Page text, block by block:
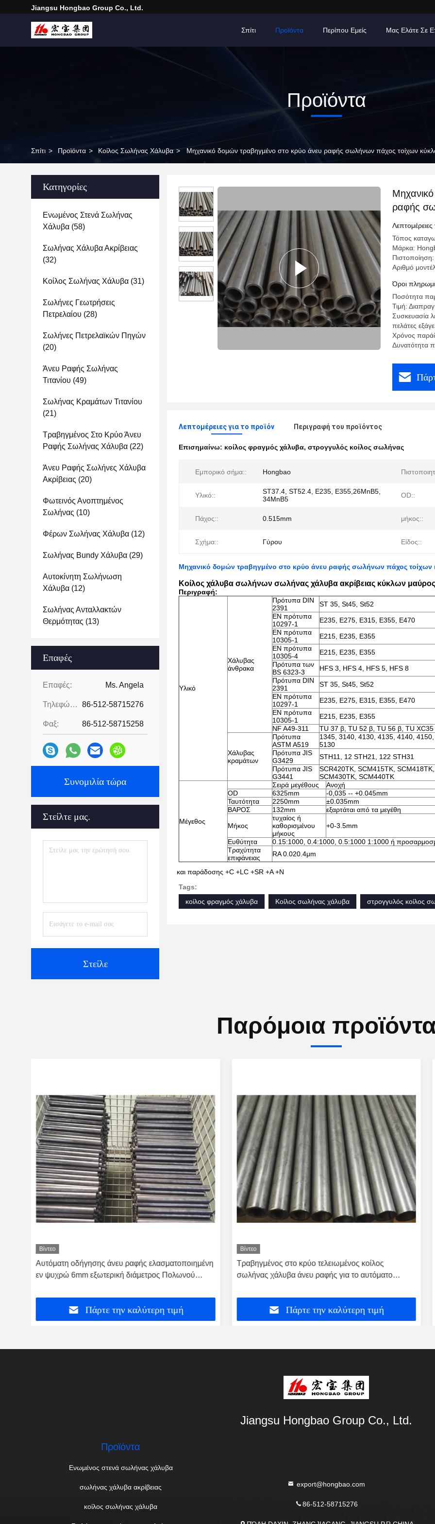
Jiangsu Hongbao Group Co., Ltd.
Σπίτι Προϊόντα Περίπου Εμείς Μας Ελάτε Σε
Προϊόντα
Σπίτι > Προϊόντα > Κοίλος Σωλήνας Χάλυβα > Μηχανικό δομών τραβηγμένο στο κρύο άνευ ραφής σωλήνων πάχος τοίχων
Κατηγορίες
Ενωμένος Στενά Σωλήνας
Χάλυβα (58)
Σωλήνας Χάλυβα Ακρίβειας
(32)
Κοίλος Σωλήνας Χάλυβα (31)
Σωλήνες Γεωτρήσεις
Πετρελαίου (28)
Σωλήνες Πετρελαϊκών Πηγών
(20)
Άνευ Ραφής Σωλήνας
Τιτανίου (49)
Σωλήνας Κραμάτων Τιτανίου
(21)
Τραβηγμένος Στο Κρύο Άνευ
Ραφής Σωλήνας Χάλυβα (22)
Άνευ Ραφής Σωλήνες Χάλυβα
Ακρίβειας (20)
Φωτεινός Ανοπτημένος
Σωλήνας (10)
Φέρων Σωλήνας Χάλυβα (12)
Σωλήνας Bundy Χάλυβα (29)
Αυτοκίνητη Σωλήνωση
Χάλυβα (12)
Σωλήνας Ανταλλακτών
Θερμότητας (13)
Επαφές
Επαφές: Ms. Angela
Τηλεφώνημα: 86-512-58715276
Φαξ: 86-512-58715258
Συνομιλία τώρα
Στείλτε μας.
Στείλε
ραφής
32mm
Τόπος
Μάρκα:
Αριθμό
Όροι
Ποσότητα
Τιμή:
Συσκευασία
πελάτες
Χρόνος
Δυνατότητα
Λεπτομέρειες για το προϊόν Περιγραφή του προϊόντος
Επισημαίνω: κοίλος φραγμός χάλυβα, στρογγυλός κοίλος σωλήνας
Εμπορικό σήμα:: Hongbao
Υλικό::
ST37.4, ST52.4, E235, E355,26MnB5,
34MnB5
OD::
Πάχος:: 0.515mm μήκος::
Σχήμα:: Γύρου Είδος::
Μηχανικό δομών τραβηγμένο στο κρύο άνευ ραφής σωλήνων πάχος τοίχων
Κοίλος χάλυβα σωλήνων σωλήνας χάλυβα ακρίβειας κύκλων μαύρος
Περιγραφή:
Υλικό
Χάλυβας
άνθρακα
Πρότυπα DIN
2391
ST 35, St45, St52
EN πρότυπα
10297-1
E235, E275, E315, E355, E470
EN πρότυπα
10305-1
E215, E235, E355
EN πρότυπα
10305-4
E215, E235, E355
Πρότυπα των
BS 6323-3
HFS 3, HFS 4, HFS 5, HFS 8
Πρότυπα DIN
2391
ST 35, St45, St52
EN πρότυπα
10297-1
E235, E275, E315, E355, E470
EN πρότυπα
10305-1
E215, E235, E355
NF A49-311
TU 37 β, TU 52 β, TU 56 β, TU XC35
Χάλυβας
κραμάτων
Πρότυπα
ASTM A519
1345, 3140, 4130, 4135, 4140,
5130
Πρότυπα JIS
G3429
STH11, 12 STH21, 122 STH31
Πρότυπα JIS
G3441
SCR420TK, SCM415TK,
SCM430TK, SCM440TK
Μέγεθος
Σειρά μεγέθους
Ανοχή
OD
6325mm
-0,035 -- +0.045mm
Ταυτότητα
2250mm
±0.035mm
ΒΑΡΟΣ
132mm εξαρτάται από τα μεγέθη
Μήκος
τυχαίος ή
καθορισμένου
μήκους
+0-3.5mm
Ευθύτητα
0.15:1000, 0.4:1000, 0.5:1000 1:1000 ή
Τραχύτητα
επιφάνειας
RA 0.020.4μm
και παράδοσης +C +LC +SR +A +N
Tags:
κοίλος φραγμός χάλυβα
Κοίλος σωλήνας χάλυβα στρογγυλός κοίλος
Παρόμοια
Βίντεο
Αυτόματη οδήγησης άνευ ραφής ελασματοποιημένη
εν ψυχρώ 6mm εξωτερική διάμετρος Πολωνού
Πάρτε την καλύτερη τιμή
Βίντεο
Τραβηγμένος στο κρύο τελειωμένος κοίλος
σωλήνας χάλυβα άνευ ραφής για το αυτόματο
Πάρτε την καλύτερη τιμή
Jiangsu Hongbao Group Co., Ltd.
Προϊόντα
Ενωμένος στενά σωλήνας χάλυβα
σωλήνας χάλυβα ακρίβειας
κοίλος σωλήνας χάλυβα
export@hongbao.com
86-512-58715276